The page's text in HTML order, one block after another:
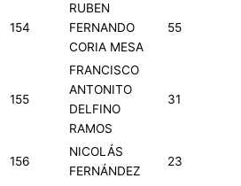
154
RUBEN
FERNANDO
CORIA MESA
55
155
FRANCISCO
ANTONITO
DELFINO
RAMOS
31
156
NICOLÁS
FERNÁNDEZ
23